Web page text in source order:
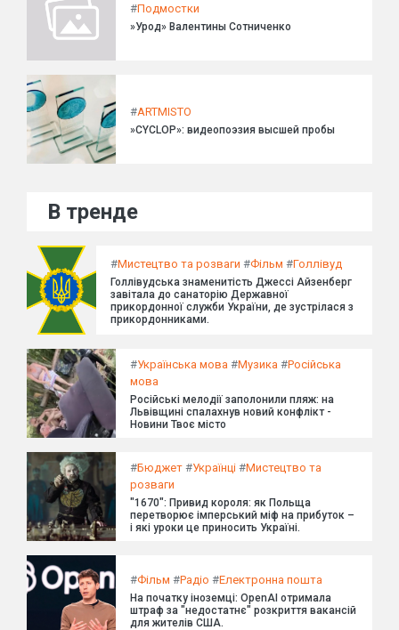
#Подмостки
»Урод» Валентины Сотниченко
#ARTMISTO
»CYCLOP»: видеопоэзия высшей пробы
В тренде
#Мистецтво та розваги #Фільм #Голлівуд
Голлівудська знаменитість Джессі Айзенберг
завітала до санаторію Державної
прикордонної служби України, де зустрілася з
прикордонниками.
#Українська мова #Музика #Російська
мова
Російські мелодії заполонили пляж: на
Львівщині спалахнув новий конфлікт -
Новини Твоє місто
#Бюджет #Українці #Мистецтво та
розваги
"1670": Привид короля: як Польща
перетворює імперський міф на прибуток –
і які уроки це приносить Україні.
#Фільм #Радіо #Електронна пошта
На початку іноземці: OpenAI отримала
штраф за "недостатнє" розкриття вакансій
для жителів США.